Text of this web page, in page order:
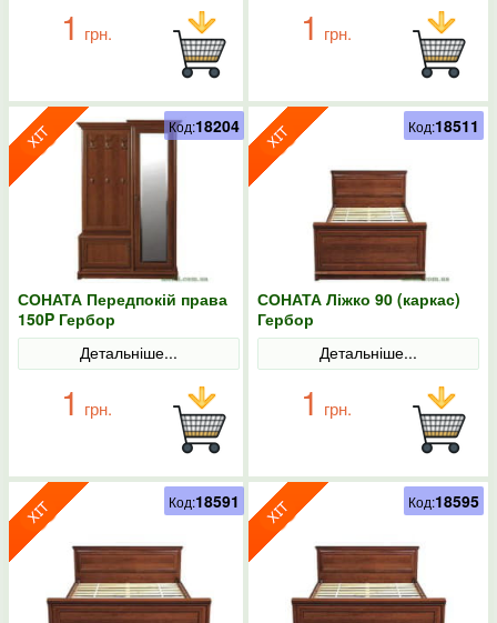
1 грн. 1 грн.
СОНАТА Передпокій права
150P Гербор
Детальніше...
1 грн.
Код:18204
СОНАТА Ліжко 90 (каркас)
Гербор
Детальніше...
1 грн.
Код:18511
Код:18591 Код:18595